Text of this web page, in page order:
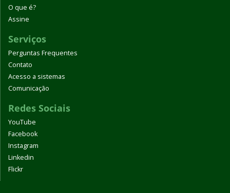
O que é?
Assine
Serviços
Perguntas Frequentes
Contato
Acesso a sistemas
Comunicação
Redes Sociais
YouTube
Facebook
Instagram
Linkedin
Flickr